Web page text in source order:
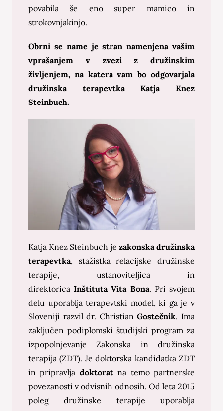
povabila še eno super mamico in
strokovnjakinjo.
Obrni se name je stran namenjena vašim
vprašanjem v zvezi z družinskim
življenjem, na katera vam bo odgovarjala
družinska terapevtka Katja Knez
Steinbuch.
Katja Knez Steinbuch je zakonska družinska
terapevtka, stažistka relacijske družinske
terapije, ustanoviteljica in
direktorica Inštituta Vita Bona. Pri svojem
delu uporablja terapevtski model, ki ga je v
Sloveniji razvil dr. Christian Gostečnik. Ima
zaključen podiplomski študijski program za
izpopolnjevanje Zakonska in družinska
terapija (ZDT). Je doktorska kandidatka ZDT
in pripravlja doktoratna temo partnerske
povezanosti v odvisnih odnosih. Od leta 2015
poleg družinske terapije uporablja